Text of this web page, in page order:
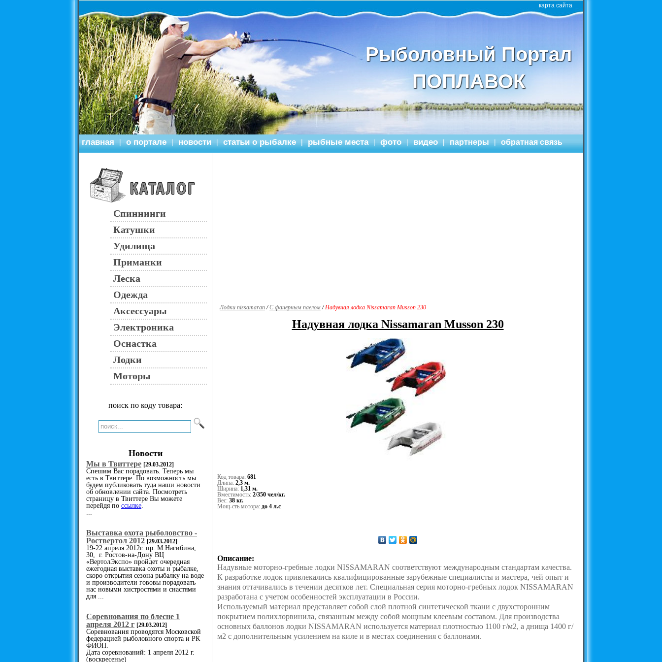
главная | о портале | новости | статьи о рыбалке | рыбные места | фото | видео | партнеры | обратная связь
карта сайта
Рыболовный Портал
ПОПЛАВОК
Спиннинги
Катушки
Удилища
Приманки
Леска
Одежда
Аксессуары
Электроника
Оснастка
Лодки
Моторы
поиск по коду товара:
Новости
Мы в Твиттере [29.03.2012]
Спешим Вас порадовать. Теперь мы
есть в Твиттере. По возможность мы
будем публиковать туда наши новости
об обновлении сайта. Посмотреть
страницу в Твиттере Вы можете
перейдя по ссылке
Выставка охота рыболовство -
Роствертол 2012 [29.03.2012]
19-22 апреля 2012г. пр. М.Нагибина,
30, г. Ростов-на-Дону ВЦ
«ВертолЭкспо» пройдет очередная
ежегодная выставка охоты и рыбалке,
скоро открытия сезона рыбалку на воде
и производители гововы порадовать
нас новыми хистростями и снастями
для ...
Cоревнования по блесне 1
апреля 2012 г [29.03.2012]
Соревнования проводятся Московской
федерацией рыболовного спорта и РК
ФИОН.
Дата соревнований: 1 апреля 2012 г.
(воскресенье)
Лодки nissamaran/С фанерным паелом/Надувная лодка Nissamaran Musson 230
Надувная лодка Nissamaran Musson 230
Код товара: 681
Длина: 2,3 м.
Ширина: 1,31 м.
Вместимость: 2/350 чел/кг.
Вес: 38 кг.
Мощ-сть мотора: до 4 л.с
Описание:
Надувные моторно-гребные лодки NISSAMARAN соответствуют международным стандартам качества.
К разработке лодок привлекались квалифицированные зарубежные специалисты и мастера, чей опыт и
знания оттачивались в течении десятков лет. Специальная серия моторно-гребных лодок NISSAMARAN
разработана с учетом особенностей эксплуатации в России.
Используемый материал представляет собой слой плотной синтетической ткани с двухсторонним
покрытием полихлорвинила, связанным между собой мощным клеевым составом. Для производства
основных баллонов лодки NISSAMARAN используется материал плотностью 1100 г/м2, а днища 1400 г/
м2 с дополнительным усилением на киле и в местах соединения с баллонами.